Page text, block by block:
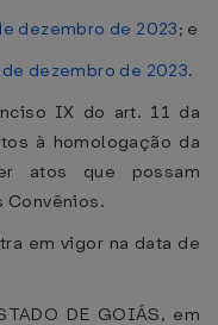
dezembro de 2023; e
dezembro de 2023.
IX do art. 11 da
à homologação da
atos que possam
Convênios.
em vigor na data de
DE GOIÁS, em